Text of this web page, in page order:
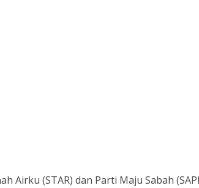
Airku (STAR) dan Parti Maju Sabah